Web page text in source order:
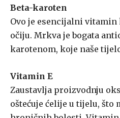
Beta-karoten
Ovo je esencijalni
očiju. Mrkva je bogata
karotenom, koje naše
Vitamin E
Zaustavlja proizvodnju
oštećuje ćelije u tijelu, što